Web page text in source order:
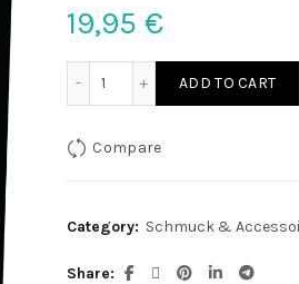
19,95 €
Netzhandschuhe S-L
ADD TO CART
Compare
Category: Schmuck &
Share